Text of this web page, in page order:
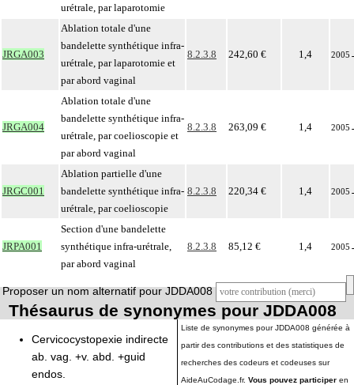
urétrale, par laparotomie
JRGA003
Ablation totale d'une
bandelette synthétique infra-
urétrale, par laparotomie et
par abord vaginal
8.2.3.8 242,60 € 1,4 2005
JRGA004
Ablation totale d'une
bandelette synthétique infra-
urétrale, par coelioscopie et
par abord vaginal
8.2.3.8 263,09 € 1,4 2005
JRGC001
Ablation partielle d'une
bandelette synthétique infra-
urétrale, par coelioscopie
8.2.3.8 220,34 € 1,4 2005
JRPA001
Section d'une bandelette
synthétique infra-urétrale,
par abord vaginal
8.2.3.8 85,12 € 1,4 2005
Proposer un nom alternatif pour JDDA008
Thésaurus de synonymes pour JDDA008
Cervicocystopexie indirecte
ab. vag. +v. abd. +guid
endos.
Liste de synonymes pour JDDA008 générée à
partir des contributions et des statistiques de
recherches des codeurs et codeuses sur
AideAuCodage.fr. Vous pouvez participer en